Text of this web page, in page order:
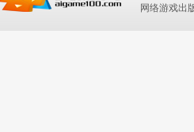
网络游戏出